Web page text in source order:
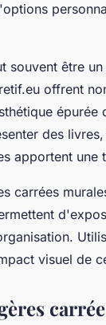
souvent être
offrent
des
apportent une
carrées
visuel de